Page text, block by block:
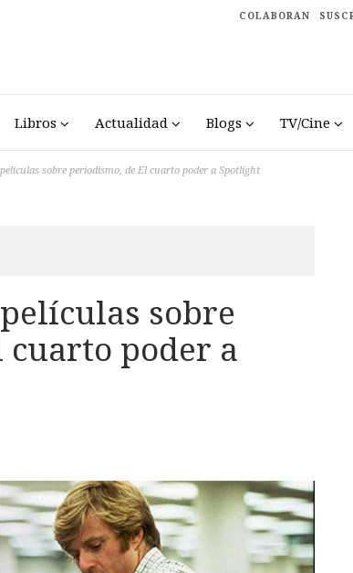
COLABORAN
Libros Actualidad Blogs TV/Cine
sobre periodismo, de El cuarto poder a Spotlight
sobre
poder a